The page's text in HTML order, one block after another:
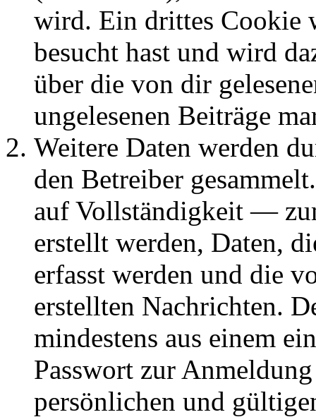
wird. Ein drittes Cookie
besucht hast und wird
über die von dir
ungelesenen Beiträge
Weitere Daten werden
den Betreiber
auf Vollständigkeit —
erstellt werden, Daten,
erfasst werden und die
erstellten Nachrichten.
mindestens aus einem
Passwort zur
persönlichen und